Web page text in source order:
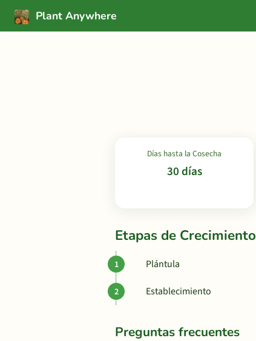
Plant Anywhere
Días hasta la Cosecha
30 días
Etapas de Crecimiento
Plántula
Establecimiento
Preguntas frecuentes